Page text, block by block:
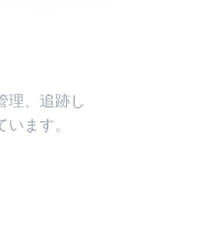
理、追跡し
ます。